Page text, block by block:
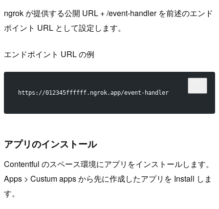
ngrok が提供する公開 URL + /event-handler を前述のエンド
ポイント URL として設定します。
エンドポイント URL の例
https://012345ffffff.ngrok.app/event-handler
アプリのインストール
Contentful のスペース環境にアプリをインストールします。
Apps > Custum apps から先に作成したアプリを Install しま
す。